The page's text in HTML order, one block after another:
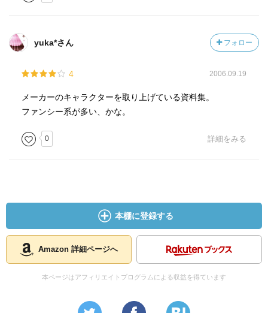
yuka*さん フォロー
4 2006.09.19
メーカーのキャラクターを取り上げている資料集。
ファンシー系が多い、かな。
0 詳細をみる
本棚に登録する
Amazon 詳細ページへ
本ページはアフィリエイトプログラムによる収益を得ています